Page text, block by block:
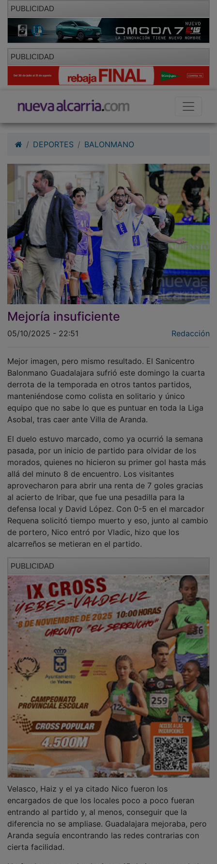
PUBLICIDAD
PUBLICIDAD
Mejoría insuficiente
05/10/2025 - 22:51
Balonmano Guadalajara sufrió este domingo la cuarta
derrota de la temporada en otros tantos partidos,
manteniéndose como colista en solitario y único
equipo que no sabe lo que es puntuar en toda la Liga
Asobal, tras caer ante Villa de Aranda.
pasada, por un inicio de partido para olvidar de los
morados, quienes no hicieron su primer gol hasta más
allá del minuto 8 de encuentro. Los visitantes
aprovecharon para abrir una renta de 7 goles gracias
al acierto de Iribar, que fue una pesadilla para la
defensa local y David López. Con 0-5 en el marcador
Requena solicitó tiempo muerto y eso, junto al cambio
de portero, Nico entró por Vladic, hizo que los
alcarreños se metieran en el partido.
encargados de que los locales poco a poco fueran
entrando al partido y, al menos, conseguir que la
diferencia no se ampliase. Guadalajara mejoraba, pero
Aranda seguía encontrando las redes contrarias con
cierta facilidad.